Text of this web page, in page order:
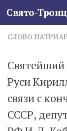
Skip to
СЛОВО
Святейший
Руси
связи с
СССР,